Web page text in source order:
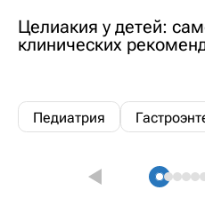
Целиакия у детей:
клинических
Педиатрия